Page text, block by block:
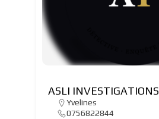
ASLI INVESTIGATIONS
Yvelines
0756822844